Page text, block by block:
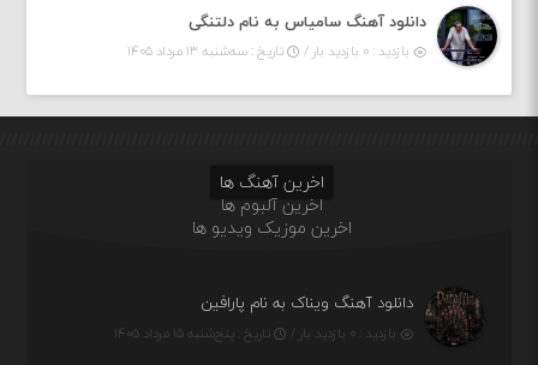
دانلود آهنگ سامیاس به نام دلتنگی
بازدید : ۰ بازدید بار / تاریخ : سه‌شنبه ۱۳ مرداد ۱۴۰۵
اخرین آهنگ ها
اخرین آلبوم ها
اخرین موزیک ویدیو ها
دانلود آهنگ ویناک به نام پارافین
بازدید : ۰ بازدید بار / تاریخ : پنج‌شنبه ۱۵ مرداد ۱۴۰۵